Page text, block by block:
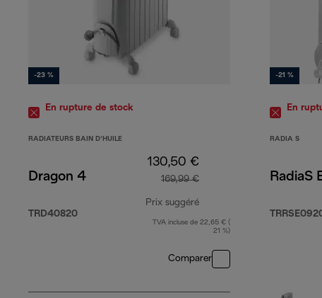
-23 %
En rupture de stock
RADIATEURS BAIN D’HUILE
Dragon 4
TRD40820
130,50 €
169,99 €
Prix suggéré
prix original 169,99 €
TVA incluse de 22,65 € (
21 %)
Comparer
-21 %
En
RADIA S
RadiaS